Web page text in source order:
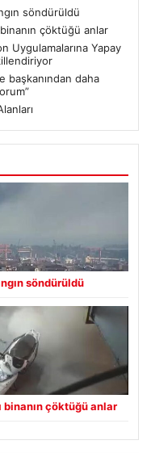
söndürüldü
çöktüğü anlar
Uygulamalarına Yapay
başkanından daha
söndürüldü
çöktüğü anlar